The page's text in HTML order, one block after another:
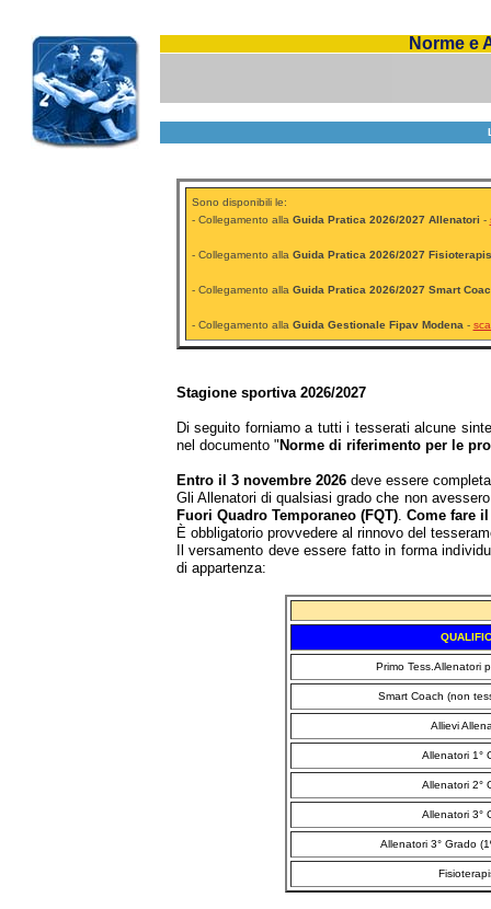
Norme e
Sono disponibili le:
- Collegamento alla Guida Pratica 2026/2027 Allenatori -
- Collegamento alla Guida Pratica 2026/2027
- Collegamento alla Guida Pratica 2026/2027 Smart
- Collegamento alla Guida Gestionale Fipav Modena -
Stagione sportiva 2026/2027
Di seguito forniamo a tutti i tesserati alcune
nel documento " Norme di riferimento per le
Entro il 3 novembre 2026deve essere
Gli Allenatori di qualsiasi grado che non
Fuori Quadro Temporaneo (FQT). Come fare
È obbligatorio provvedere al rinnovo del
Il versamento deve essere fatto in forma
di appartenza:
Primo Tess.Allenatori
Smart Coach (non
Allievi
Allenatori 1°
Allenatori 2°
Allenatori 3°
Allenatori 3° Grado